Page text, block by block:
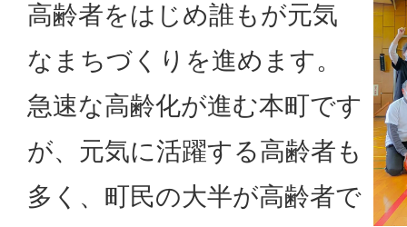
高齢者をはじめ誰もが元気
なまちづくりを進めます。
急速な高齢化が進む本町です
が、元気に活躍する高齢者も
多く、町民の大半が高齢者で